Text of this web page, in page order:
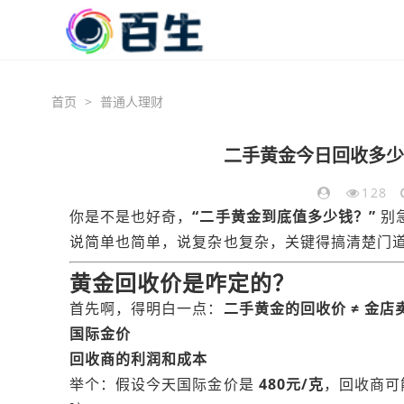
首页 > 普通人理财
二手黄金今日回收多
128
你是不是也好奇，“二手黄金到底值多少钱？” 别
说简单也简单，说复杂也复杂，关键得搞清楚
黄金回收价是咋定的？
首先啊，得明白一点： 二手黄金的回收价 ≠ 金店
国际金价
回收商的利润和成本
举个：假设今天国际金价是 480元/克，回收商